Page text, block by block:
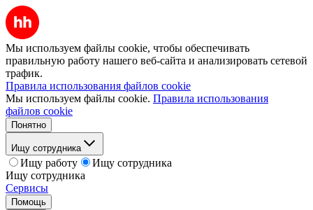
Мы используем файлы cookie, чтобы обеспечивать
правильную работу нашего веб-сайта и анализировать сетевой
трафик.
Правила использования файлов cookie
Мы используем файлы cookie. Правила использования
файлов cookie
Понятно
Ищу сотрудника
Ищу работу
Ищу сотрудника
Ищу сотрудника
Сервисы
Помощь